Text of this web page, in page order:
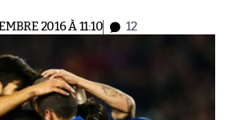
2016 À 11:10 12